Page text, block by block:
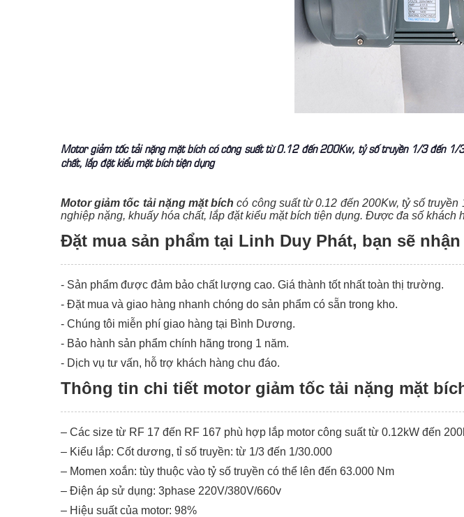
Motor giảm tốc tải nặng mặt bích có công suất từ 0.12 đến 200Kw, tỷ số truyền 1/3 đến 1/
chất, lắp đặt kiểu mặt bích tiện dụng
Motor giảm tốc tải nặng mặt bích có công suất từ 0.12 đến 200Kw, tỷ số
nghiệp nặng, khuấy hóa chất, lắp đặt kiểu mặt bích tiện dụng. Được đa số khách
Đặt mua sản phẩm tại Linh Duy Phát, bạn sẽ
- Sản phẩm được đảm bảo chất lượng cao. Giá thành tốt nhất toàn thị trường.
- Đặt mua và giao hàng nhanh chóng do sản phẩm có sẵn trong kho.
- Chúng tôi miễn phí giao hàng tại Bình Dương.
- Bảo hành sản phẩm chính hãng trong 1 năm.
- Dịch vụ tư vấn, hỗ trợ khách hàng chu đáo.
Thông tin chi tiết motor giảm tốc tải nặng mặt
– Các size từ RF 17 đến RF 167 phù hợp lắp motor công suất từ 0.12kW đến
– Kiểu lắp: Cốt dương, tỉ số truyền: từ 1/3 đến 1/30.000
– Momen xoắn: tùy thuộc vào tỷ số truyền có thể lên đến 63.000 Nm
– Điện áp sử dụng: 3phase 220V/380V/660v
– Hiệu suất của motor: 98%